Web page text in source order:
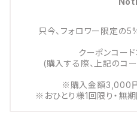
只今、フォロワー限定の
クーポンコー
(購入する際、上記のコ
※購入金額3,000
※おひとり様1回限り・無